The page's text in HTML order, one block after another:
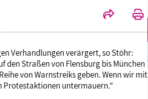
Verhandlungen verärgert, so Stöhr:
den Straßen von Flensburg bis München
von Warnstreiks geben. Wenn wir mit
Protestaktionen untermauern.“